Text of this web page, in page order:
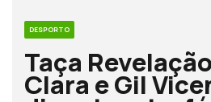
DESPORTO
Taça
Clara e Gil